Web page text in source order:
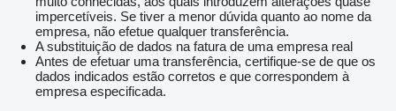
impercetíveis. Se tiver a menor dúvida quanto ao nome da
empresa, não efetue qualquer transferência.
A substituição de dados na fatura de uma empresa real
Antes de efetuar uma transferência, certifique-se de que os
dados indicados estão corretos e que correspondem à
empresa especificada.